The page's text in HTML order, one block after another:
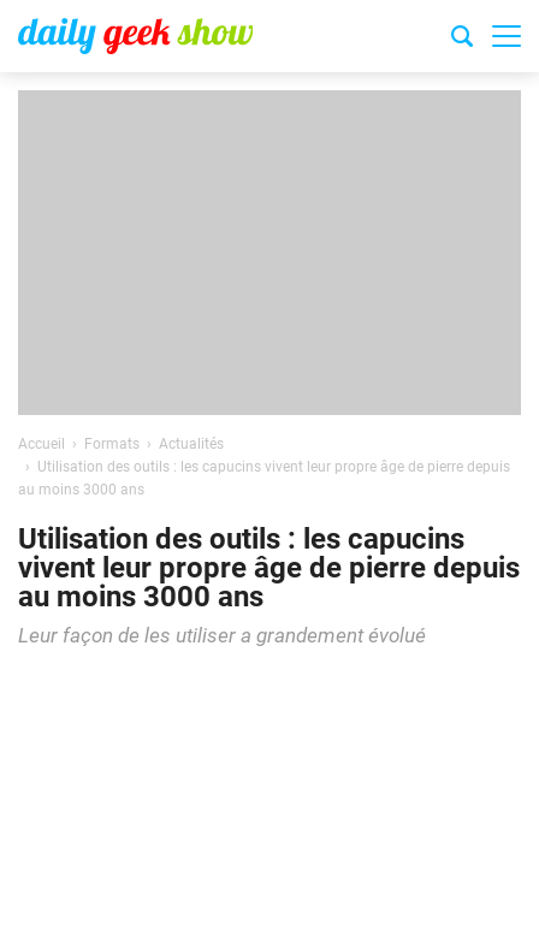
Accueil Formats
Actualités
Utilisation des outils : les capucins vivent leur propre âge de pierre depuis
au moins 3000 ans
Utilisation des outils : les capucins
vivent leur propre âge de pierre depuis
au moins 3000 ans
Leur façon de les utiliser a grandement évolué